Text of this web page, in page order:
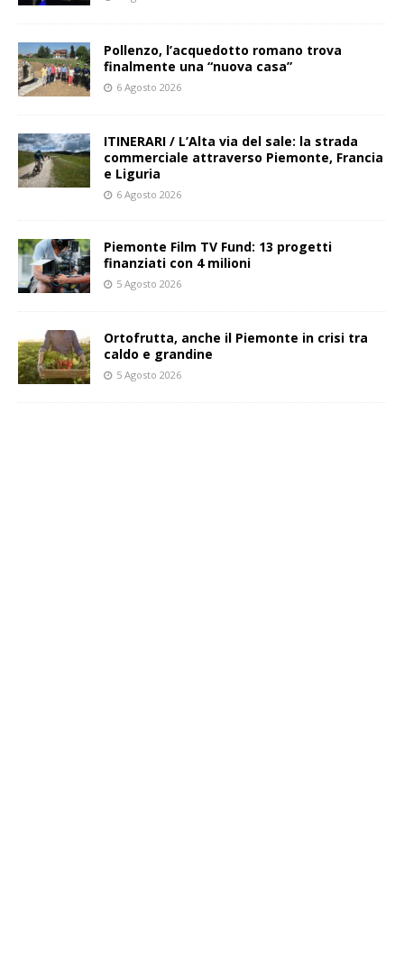
Pollenzo, l’acquedotto romano trova
finalmente una “nuova casa”
6 Agosto 2026
ITINERARI / L’Alta via del sale: la strada
commerciale attraverso Piemonte, Francia
e Liguria
6 Agosto 2026
Piemonte Film TV Fund: 13 progetti
finanziati con 4 milioni
5 Agosto 2026
Ortofrutta, anche il Piemonte in crisi tra
caldo e grandine
5 Agosto 2026